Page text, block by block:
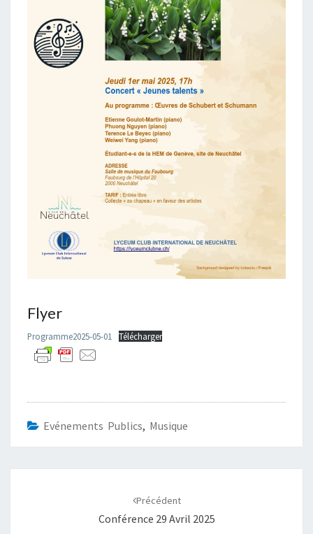
Flyer
Programme2025-05-01 Télécharger
Evénements Publics, Musique
Précédent
Conférence 29 Avril 2025